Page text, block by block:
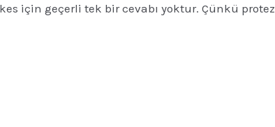
için geçerli tek bir cevabı yoktur. Çünkü protez